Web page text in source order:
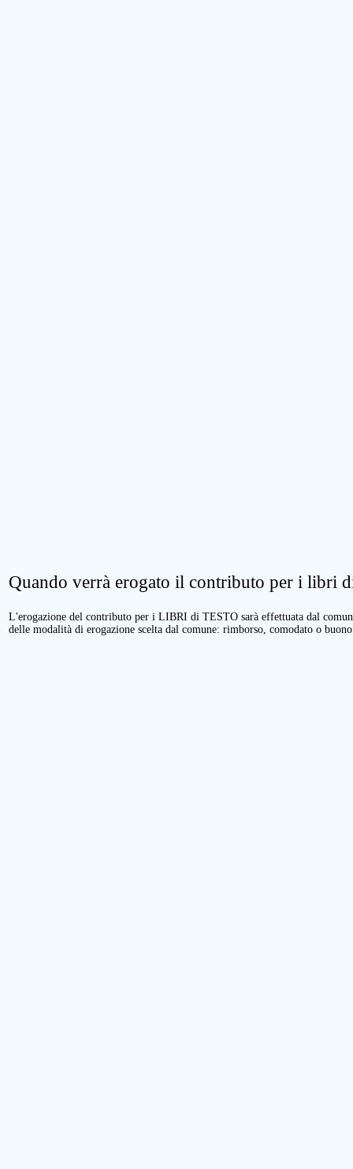
Quando verrà erogato il contributo per i libri
L'erogazione del contributo per i LIBRI di TESTO sarà effettuata dal
delle modalità di erogazione scelta dal comune: rimborso, comodato o